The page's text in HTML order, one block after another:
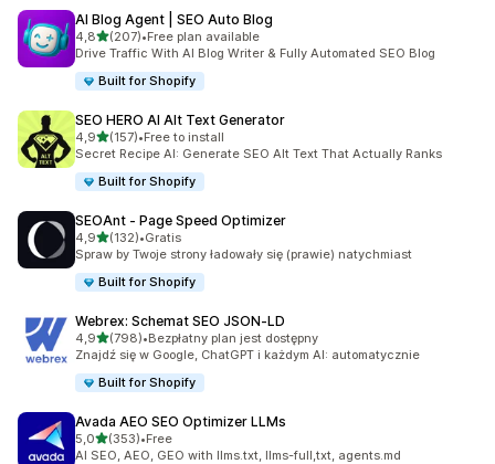
AI Blog Agent | SEO Auto Blog
4,8na 5 gwiazdek
(207)
Łączna liczba recenzji: 207
•Free plan available
Drive Traffic With AI Blog Writer & Fully Automated SEO Blog
Built for Shopify
SEO HERO AI Alt Text Generator
4,9na 5 gwiazdek
(157)
Łączna liczba recenzji: 157
•Free to install
Secret Recipe AI: Generate SEO Alt Text That Actually Ranks
Built for Shopify
SEOAnt ‑ Page Speed Optimizer
4,9na 5 gwiazdek
(132)
Łączna liczba recenzji: 132
•Gratis
Spraw by Twoje strony ładowały się (prawie) natychmiast
Built for Shopify
Webrex: Schemat SEO JSON‑LD
4,9na 5 gwiazdek
(798)
Łączna liczba recenzji: 798
•Bezpłatny plan jest dostępny
Znajdź się w Google, ChatGPT i każdym AI: automatycznie
Built for Shopify
Avada AEO SEO Optimizer LLMs
5,0na 5 gwiazdek
(353)
Łączna liczba recenzji: 353
•Free
AI SEO, AEO, GEO with llms.txt, llms-full,txt, agents.md